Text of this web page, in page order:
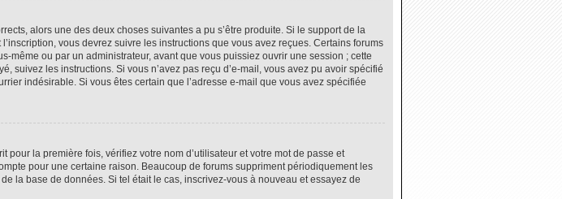
alors une des deux choses suivantes a pu s’être produite. Si le support de la
vous devrez suivre les instructions que vous avez reçues. Certains forums
ou par un administrateur, avant que vous puissiez ouvrir une session ; cette
suivez les instructions. Si vous n’avez pas reçu d’e-mail, vous avez pu avoir spécifié
indésirable. Si vous êtes certain que l’adresse e-mail que vous avez spécifiée
la première fois, vérifiez votre nom d’utilisateur et votre mot de passe et
pour une certaine raison. Beaucoup de forums suppriment périodiquement les
la base de données. Si tel était le cas, inscrivez-vous à nouveau et essayez de